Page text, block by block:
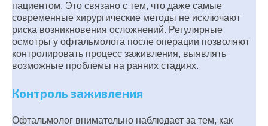
пациентом. Это связано с тем, что даже самые
современные хирургические методы не исключают
риска возникновения осложнений. Регулярные
осмотры у офтальмолога после операции позволяют
контролировать процесс заживления, выявлять
возможные проблемы на ранних стадиях.
Контроль заживления
Офтальмолог внимательно наблюдает за тем, как